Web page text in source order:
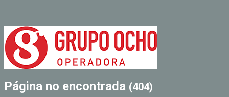
Página no encontrada (404)